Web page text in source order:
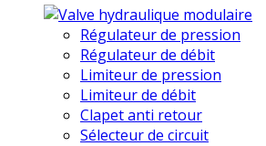
Régulateur de pression
Régulateur de débit
Limiteur de pression
Limiteur de débit
Clapet anti retour
Sélecteur de circuit